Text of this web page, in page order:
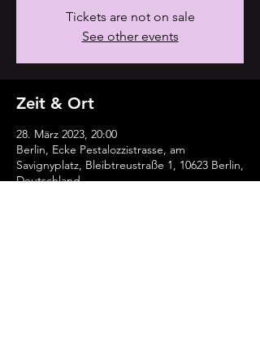
Tickets are not on sale
See other events
Zeit & Ort
28. März 2023, 20:00
Berlin, Ecke Pestalozzistrasse, am
Savignyplatz, Bleibtreustraße 1, 10623 Berlin,
Deutschland